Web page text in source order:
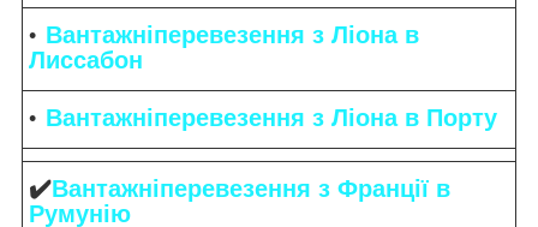
Вантажніперевезення з Ліона в
Лиссабон
Вантажніперевезення з Ліона в Порту
✔️Вантажніперевезення з Франції в
Румунію